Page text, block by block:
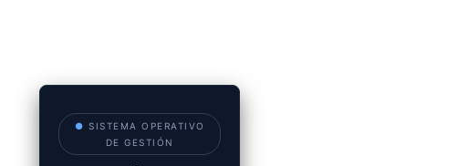
● SISTEMA OPERATIVO
DE GESTIÓN